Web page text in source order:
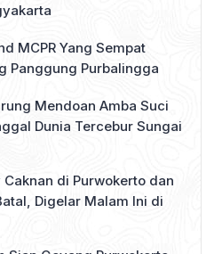
MCPR Yang Sempat
Panggung Purbalingga
Mendoan Amba Suci
Caknan di Purwokerto dan
Digelar Malam Ini di